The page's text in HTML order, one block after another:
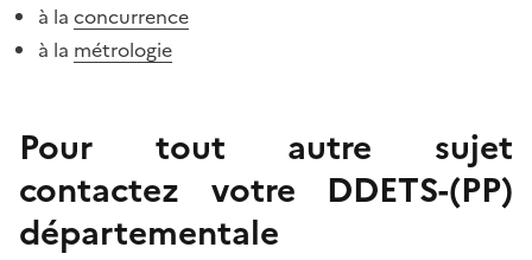
à la concurrence
à la métrologie
Pour tout autre sujet
contactez votre DDETS-(PP)
départementale